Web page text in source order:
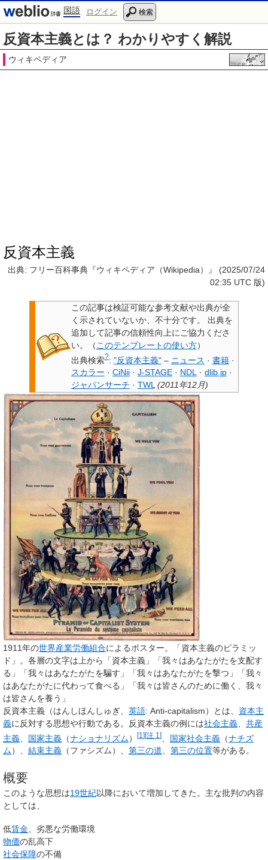
国語 ログイン 検索
反資本主義とは？ わかりやすく解説
ウィキペディア
反資本主義
出典: フリー百科事典『ウィキペディア（Wikipedia）』 (2025/07/24
02:35 UTC 版)
この記事は検証可能な参考文献や出典が全
く示されていないか、不十分です。
出典を
追加して記事の信頼性向上にご協力くださ
い。
（ このテンプレートの使い方）
出典検索?: "反資本主義"– ニュース · 書籍 ·
スカラー · CiNii · J-STAGE · NDL · dlib.jp ·
ジャパンサーチ · TWL (2011年12月)
1911年の世界産業労働組合によるポスター。「資本主義のピラミッ
ド」。各層の文字は上から「資本主義」「我々はあなたがたを支配す
る」「我々はあなたがたを騙す」「我々はあなたがたを撃つ」「我々
はあなたがたに代わって食べる」「我々は皆さんのために働く、我々
は皆さんを養う」
反資本主義 （はんしほんしゅぎ、 英語: Anti-capitalism）とは、 資本主
義に反対する思想や行動である。反資本主義の例には社会主義
共産
主義
国家主義 （ナショナリズム） [1 ][注 1 ] 国家社会主義 （ナチズ
ム）、 結束主義 （ファシズム）、 第三の道、 第三の位置等がある。
概要
このような思想は19世紀以降において増加してきた。主な批判の内容
としては、
低賃金、劣悪な労働環境
物価の乱高下
社会保障の不備